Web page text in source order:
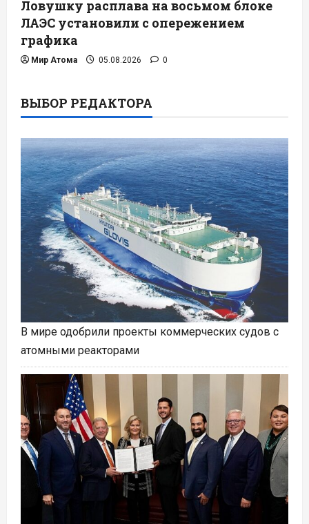
Ловушку расплава на восьмом блоке
ЛАЭС установили с опережением
графика
Мир Атома 05.08.2026 0
ВЫБОР РЕДАКТОРА
В мире одобрили проекты коммерческих судов с
атомными реакторами